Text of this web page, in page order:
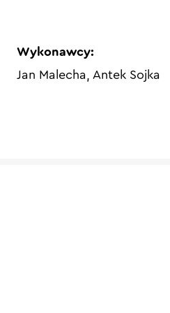
Wykonawcy:
Jan Malecha, Antek Sojka